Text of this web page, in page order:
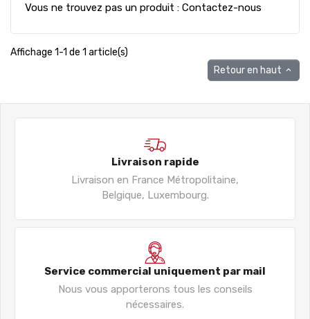
Vous ne trouvez pas un produit : Contactez-nous
Affichage 1-1 de 1 article(s)
Retour en haut 
Livraison rapide
Livraison en France Métropolitaine,
Belgique, Luxembourg.
Service commercial uniquement par mail
Nous vous apporterons tous les conseils
nécessaires.